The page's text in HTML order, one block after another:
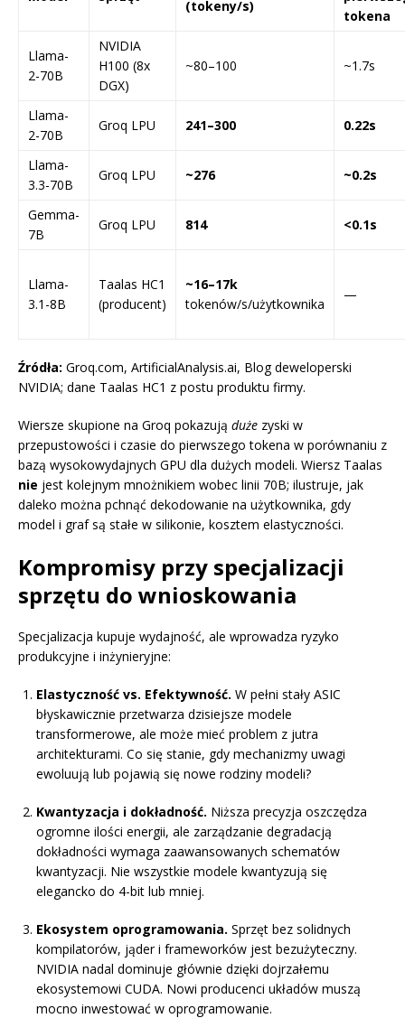
(tokeny/s)
tokena
Llama-
2-70B
NVIDIA
H100 (8x
DGX)
~80–100 ~1.7s
Llama-
2-70B
Groq LPU 241–300 0.22s
Llama-
3.3-70B
Groq LPU ~276 ~0.2s
Gemma-
7B
Groq LPU 814 <0.1s
Llama-
3.1-8B
Taalas HC1
(producent)
~16–17k
tokenów/s/użytkownika
—
Źródła: Groq.com, ArtificialAnalysis.ai, Blog deweloperski
NVIDIA; dane Taalas HC1 z postu produktu firmy.
Wiersze skupione na Groq pokazują duże zyski w
przepustowości i czasie do pierwszego tokena w porównaniu z
bazą wysokowydajnych GPU dla dużych modeli. Wiersz Taalas
nie jest kolejnym mnożnikiem wobec linii 70B; ilustruje, jak
daleko można pchnąć dekodowanie na użytkownika, gdy
model i graf są stałe w silikonie, kosztem elastyczności.
Kompromisy przy specjalizacji
sprzętu do wnioskowania
Specjalizacja kupuje wydajność, ale wprowadza ryzyko
produkcyjne i inżynieryjne:
Elastyczność vs. Efektywność. W pełni stały ASIC
błyskawicznie przetwarza dzisiejsze modele
transformerowe, ale może mieć problem z jutra
architekturami. Co się stanie, gdy mechanizmy uwagi
ewoluują lub pojawią się nowe rodziny modeli?
Kwantyzacja i dokładność. Niższa precyzja oszczędza
ogromne ilości energii, ale zarządzanie degradacją
dokładności wymaga zaawansowanych schematów
kwantyzacji. Nie wszystkie modele kwantyzują się
elegancko do 4-bit lub mniej.
Ekosystem oprogramowania. Sprzęt bez solidnych
kompilatorów, jąder i frameworków jest bezużyteczny.
NVIDIA nadal dominuje głównie dzięki dojrzałemu
ekosystemowi CUDA. Nowi producenci układów muszą
mocno inwestować w oprogramowanie.